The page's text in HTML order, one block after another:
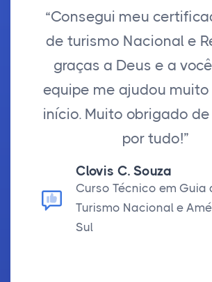
“Consegui meu
de turismo Nacional e
graças a Deus e a
equipe me ajudou
início. Muito obrigado
por tudo!”
Clovis C. Souza
Curso Técnico em Guia
Turismo Nacional e
Sul